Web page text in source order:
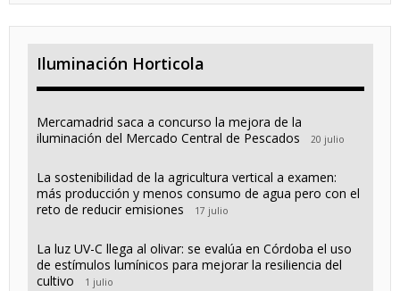
Iluminación Horticola
Mercamadrid saca a concurso la mejora de la
iluminación del Mercado Central de Pescados
20 julio
La sostenibilidad de la agricultura vertical a examen:
más producción y menos consumo de agua pero con el
reto de reducir emisiones
17 julio
La luz UV-C llega al olivar: se evalúa en Córdoba el uso
de estímulos lumínicos para mejorar la resiliencia del
cultivo
1 julio